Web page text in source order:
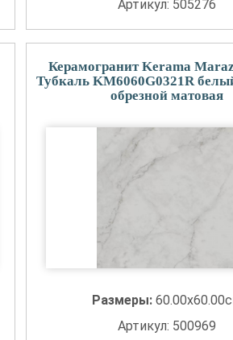
Артикул: 505276
Керамогранит Kerama
Тубкаль KM6060G0321R
обрезной матовая
Размеры:
Артикул: 500969